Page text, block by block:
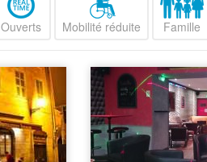
Visiter
Sortir
Restaurants, ...
Commerces
Mode, ...
Ouverts
Mobilité réduite Famille